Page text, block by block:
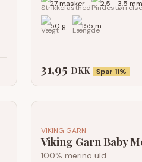
27 masker 2,5 - 3,5 mm
50 g 155 m
31,95 DKK Spar 11%
VIKING GARN
Viking Garn Baby
100% merino uld